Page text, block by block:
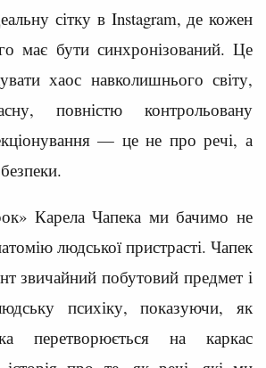
сітку в Instagram, де кожен
має бути синхронізований. Це
хаос навколишнього світу,
повністю контрольовану
— це не про речі, а
Карела Чапека ми бачимо не
людської пристрасті. Чапек
звичайний побутовий предмет і
психіку, показуючи, як
перетворюється на каркас